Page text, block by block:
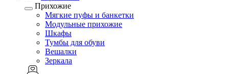
Прихожие
Мягкие пуфы и банкетки
Модульные прихожие
Шкафы
Тумбы для обуви
Вешалки
Зеркала